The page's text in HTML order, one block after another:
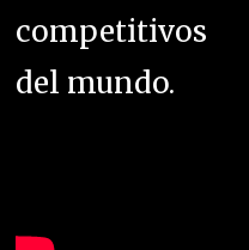
competitivos
del mundo.